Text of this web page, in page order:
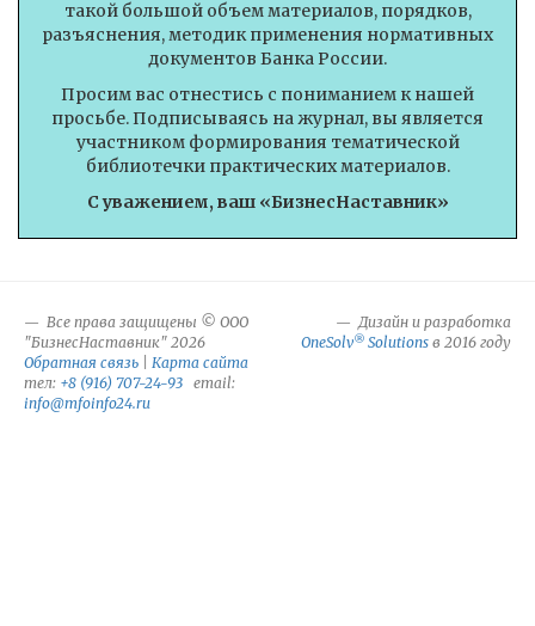
такой большой объем материалов, порядков,
разъяснения, методик применения нормативных
документов Банка России.
Просим вас отнестись с пониманием к нашей
просьбе. Подписываясь на журнал, вы является
участником формирования тематической
библиотечки практических материалов.
С уважением, ваш «БизнесНаставник»
Все права защищены © ООО
"БизнесНаставник" 2026
Обратная связь
Карта сайта
тел: +8 (916) 707-24-93 email:
info@mfoinfo24.ru
Дизайн и разработка
OneSolv® Solutions в 2016 году